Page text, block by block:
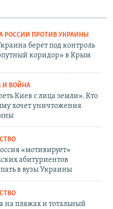
РОССИИ ПРОТИВ УКРАИНЫ
берет под контроль
коридор» в Крым
И ВОЙНА
Киев с лица земли». Кто
хочет уничтожения
«мотивирует»
абитуриентов
в вузы Украины
на пляжах и тотальный